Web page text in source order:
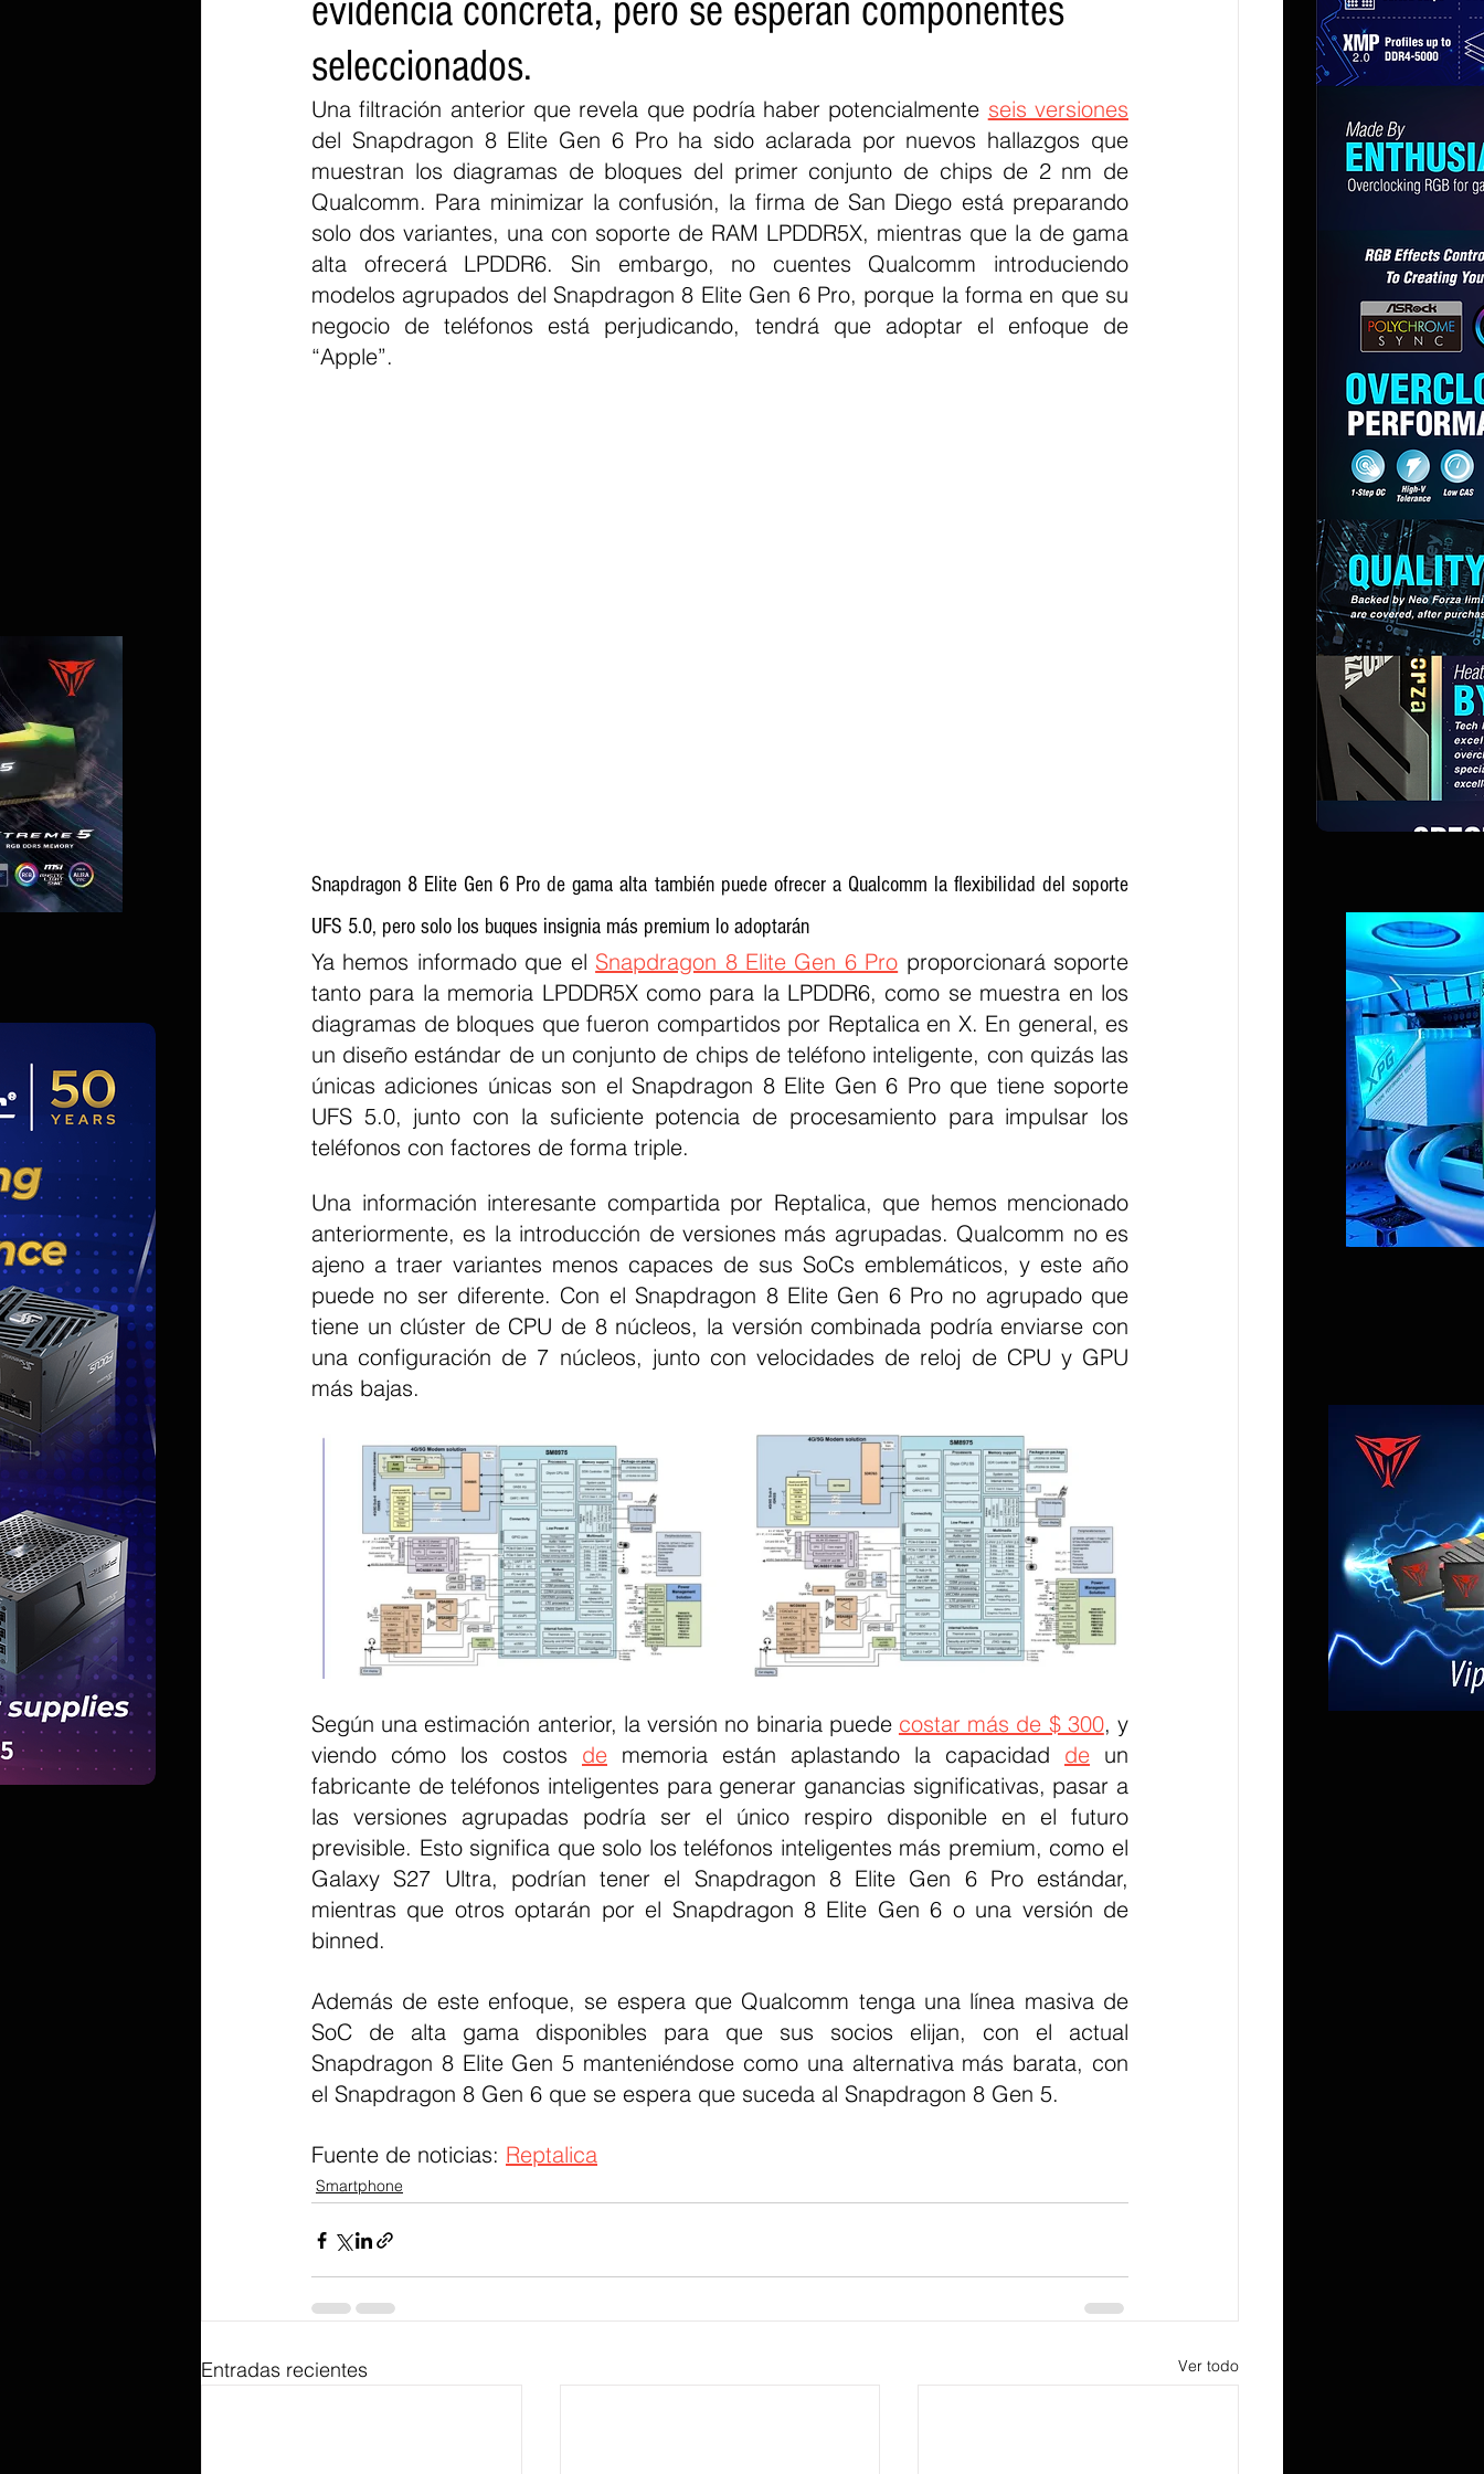
evidencia concreta, pero se esperan componentes
seleccionados.
Una filtración anterior que revela que podría haber potencialmente seis versiones
del Snapdragon 8 Elite Gen 6 Pro ha sido aclarada por nuevos hallazgos que
muestran los diagramas de bloques del primer conjunto de chips de 2 nm de
Qualcomm. Para minimizar la confusión, la firma de San Diego está preparando
solo dos variantes, una con soporte de RAM LPDDR5X, mientras que la de gama
alta ofrecerá LPDDR6. Sin embargo, no cuentes Qualcomm introduciendo
modelos agrupados del Snapdragon 8 Elite Gen 6 Pro, porque la forma en que su
negocio de teléfonos está perjudicando, tendrá que adoptar el enfoque de
“Apple”.
Snapdragon 8 Elite Gen 6 Pro de gama alta también puede ofrecer a Qualcomm la flexibilidad del soporte
UFS 5.0, pero solo los buques insignia más premium lo adoptarán
Ya hemos informado que el Snapdragon 8 Elite Gen 6 Pro proporcionará soporte
tanto para la memoria LPDDR5X como para la LPDDR6, como se muestra en los
diagramas de bloques que fueron compartidos por Reptalica en X. En general, es
un diseño estándar de un conjunto de chips de teléfono inteligente, con quizás las
únicas adiciones únicas son el Snapdragon 8 Elite Gen 6 Pro que tiene soporte
UFS 5.0, junto con la suficiente potencia de procesamiento para impulsar los
teléfonos con factores de forma triple.
Una información interesante compartida por Reptalica, que hemos mencionado
anteriormente, es la introducción de versiones más agrupadas. Qualcomm no es
ajeno a traer variantes menos capaces de sus SoCs emblemáticos, y este año
puede no ser diferente. Con el Snapdragon 8 Elite Gen 6 Pro no agrupado que
tiene un clúster de CPU de 8 núcleos, la versión combinada podría enviarse con
una configuración de 7 núcleos, junto con velocidades de reloj de CPU y GPU
más bajas.
Según una estimación anterior, la versión no binaria puede costar más de $ 300, y
viendo cómo los costos de memoria están aplastando la capacidad de un
fabricante de teléfonos inteligentes para generar ganancias significativas, pasar a
las versiones agrupadas podría ser el único respiro disponible en el futuro
previsible. Esto significa que solo los teléfonos inteligentes más premium, como el
Galaxy S27 Ultra, podrían tener el Snapdragon 8 Elite Gen 6 Pro estándar,
mientras que otros optarán por el Snapdragon 8 Elite Gen 6 o una versión de
binned.
Además de este enfoque, se espera que Qualcomm tenga una línea masiva de
SoC de alta gama disponibles para que sus socios elijan, con el actual
Snapdragon 8 Elite Gen 5 manteniéndose como una alternativa más barata, con
el Snapdragon 8 Gen 6 que se espera que suceda al Snapdragon 8 Gen 5.
Fuente de noticias: Reptalica
Smartphone
Entradas recientes Ver todo